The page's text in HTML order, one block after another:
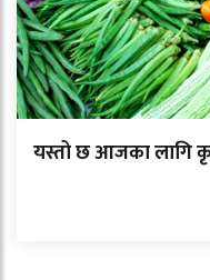
यस्तो छ आजका लागि